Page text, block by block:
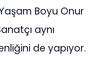
Boyu Onur
aynı
de yapıyor.